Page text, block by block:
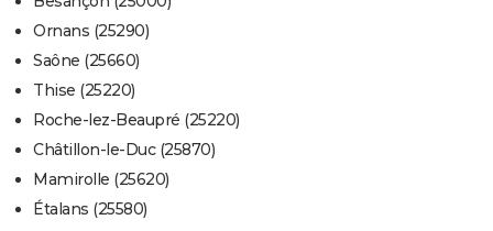
Ornans (25290)
Saône (25660)
Thise (25220)
Roche-lez-Beaupré (25220)
Châtillon-le-Duc (25870)
Mamirolle (25620)
Étalans (25580)